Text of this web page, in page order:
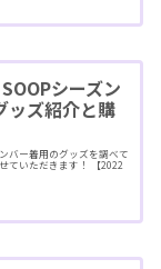
シーズン
ッズ紹介と購
バー着用のグッズを調べて
ていただきます！ 【2022